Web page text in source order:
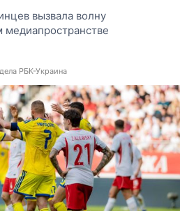
вызвала волну
РБК-Украина